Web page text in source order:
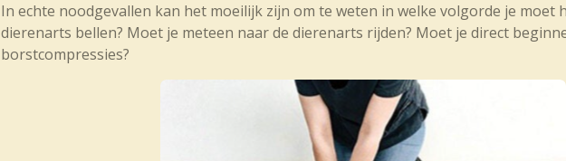
In echte noodgevallen kan het moeilijk zijn om te weten in welke volgorde je moet
dierenarts bellen? Moet je meteen naar de dierenarts rijden? Moet je direct
borstcompressies?